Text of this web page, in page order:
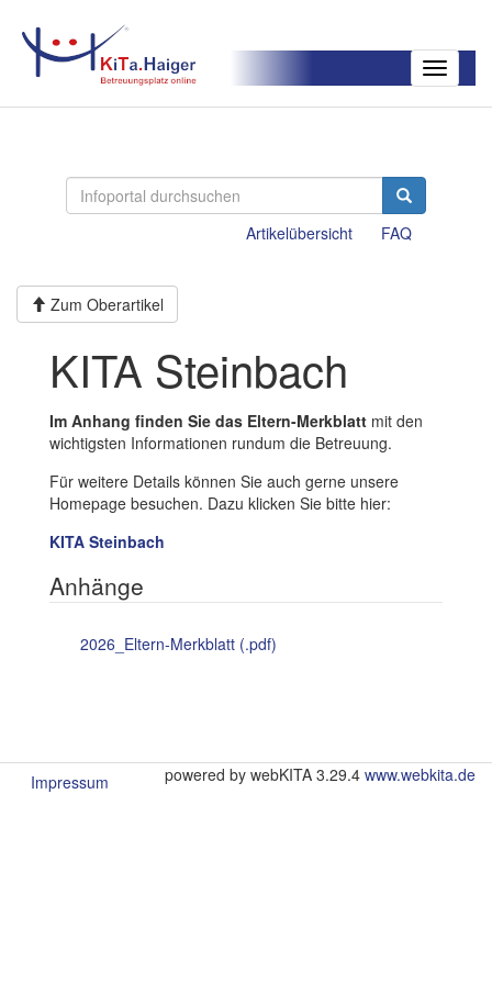
Toggle
FAQ
Artikelübersicht
Zum Oberartikel
KITA Steinbach
Im Anhang finden Sie das Eltern-Merkblatt mit den
wichtigsten Informationen rundum die Betreuung.
Für weitere Details können Sie auch gerne unsere
Homepage besuchen. Dazu klicken Sie bitte hier:
KITA Steinbach
Anhänge
2026_Eltern-Merkblatt (.pdf)
Impressum powered by webKITA 3.29.4 www.webkita.de